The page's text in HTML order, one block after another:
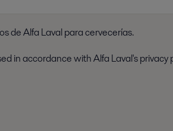
de Alfa Laval para cervecerías.
in accordance with Alfa Laval's